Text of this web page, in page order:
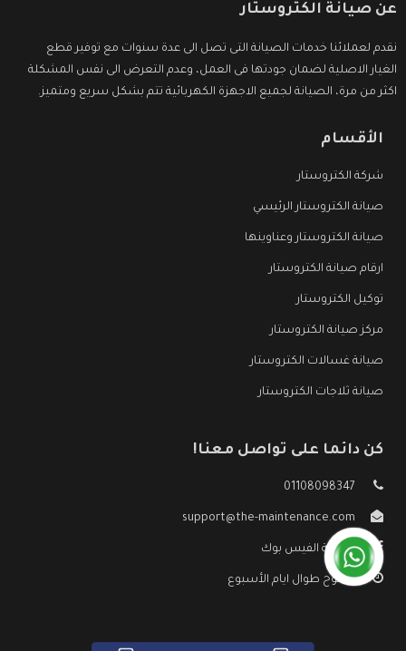
عن صيانة الكتروستار
نقدم لعملائنا خدمات الصيانة التى تصل الى عدة سنوات مع توفير قطع
الغيار الاصلية لضمان جودتها فى العمل، وعدم التعرض الى نفس المشكلة
اكثر من مرة، الصيانة لجميع الاجهزة الكهربائية تتم بشكل سريع ومتميز.
الأقسام
شركة الكتروستار
صيانة الكتروستار الرئيسي
صيانة الكتروستار وعناوينها
ارقام صيانة الكتروستار
توكيل الكتروستار
مركز صيانة الكتروستار
صيانة غسالات الكتروستار
صيانة ثلاجات الكتروستار
كن دائما على تواصل معنا!
01108098347
support@the-maintenance.com
صفحة الفيس بوك
مفتوح طوال ايام الأسبوع